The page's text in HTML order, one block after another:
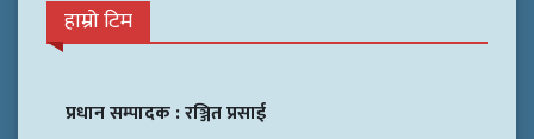
हाम्रो टिम
प्रधान सम्पादक :रञ्जित प्रसाई